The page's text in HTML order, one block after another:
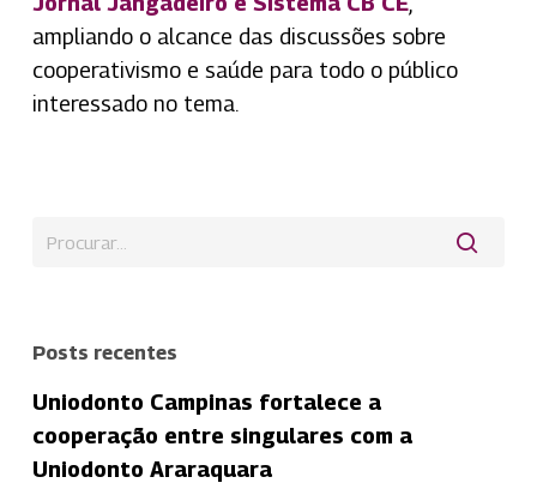
ampliando o alcance das discussões sobre
cooperativismo e saúde para todo o público
interessado no tema.
Posts recentes
Uniodonto Campinas fortalece a
cooperação entre singulares com a
Uniodonto Araraquara